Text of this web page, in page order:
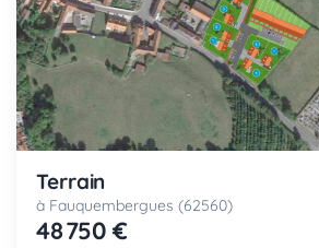
Terrain
à Fauquembergues (62560)
48 750 €